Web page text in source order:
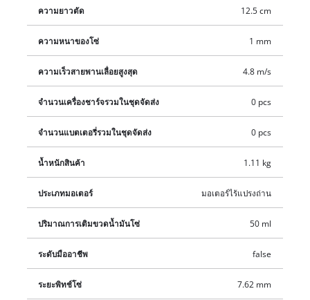
ความยาวตัด 12.5 cm
ความหนาของโซ่ 1 mm
ความเร็วสายพานเลื่อยสูงสุด 4.8 m/s
จำนวนเครื่องชาร์จรวมในชุดจัดส่ง 0 pcs
จำนวนแบตเตอรี่รวมในชุดจัดส่ง 0 pcs
น้ำหนักสินค้า 1.11 kg
ประเภทมอเตอร์ มอเตอร์ไร้แปรงถ่าน
ปริมาณการเติมขวดน้ำมันโซ่ 50 ml
ระดับมืออาชีพ false
ระยะพิทช์โซ่ 7.62 mm